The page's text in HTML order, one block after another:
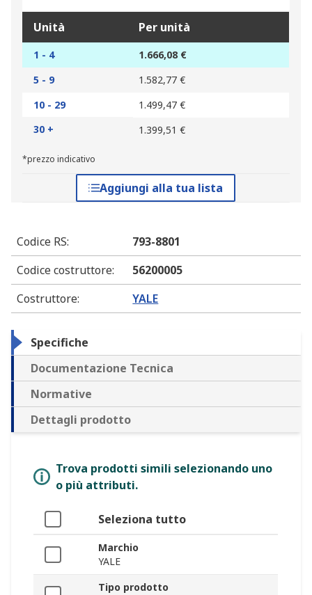
Unità Per unità
1 - 4
1.666,08 €
5 - 9
1.582,77 €
10 - 29
1.499,47 €
30 +
1.399,51 €
*prezzo indicativo
Aggiungi alla tua lista
Codice RS:
793-8801
Codice costruttore:
56200005
Costruttore: YALE
Specifiche
Documentazione Tecnica
Normative
Dettagli prodotto
Trova prodotti simili selezionando uno
o più attributi.
Seleziona tutto
Marchio
YALE
Tipo prodotto